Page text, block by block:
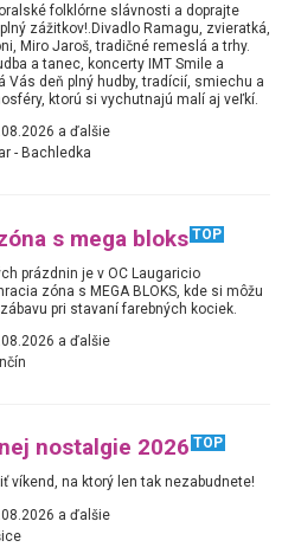
folklórne slávnosti a doprajte
zážitkov!.Divadlo Ramagu, zvieratká,
Miro Jaroš, tradičné remeslá a trhy.
a tanec, koncerty IMT Smile a
Vás deň plný hudby, tradícií, smiechu a
ktorú si vychutnajú malí aj veľkí.
a ďalšie
- Bachledka
s mega bloks TOP
prázdnin je v OC Laugaricio
zóna s MEGA BLOKS, kde si môžu
pri stavaní farebných kociek.
a ďalšie
nostalgie 2026 TOP
víkend, na ktorý len tak nezabudnete!
a ďalšie